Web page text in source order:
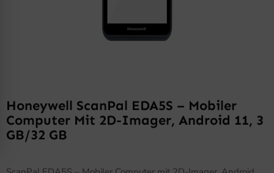
Honeywell ScanPal EDA5S – Mobiler
Computer Mit 2D-Imager, Android 11, 3
GB/32 GB